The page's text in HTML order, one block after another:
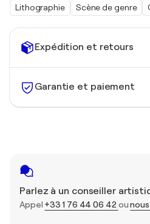
Expédition et retours
Garantie et paiement
Parlez à un conseiller
Appel +33 1 76 44 06 42 ou
Lithographie Scène de genre